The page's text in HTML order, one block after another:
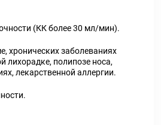
(КК более 30 мл/мин).
хронических заболеваниях
лихорадке, полипозе носа,
лекарственной аллергии.